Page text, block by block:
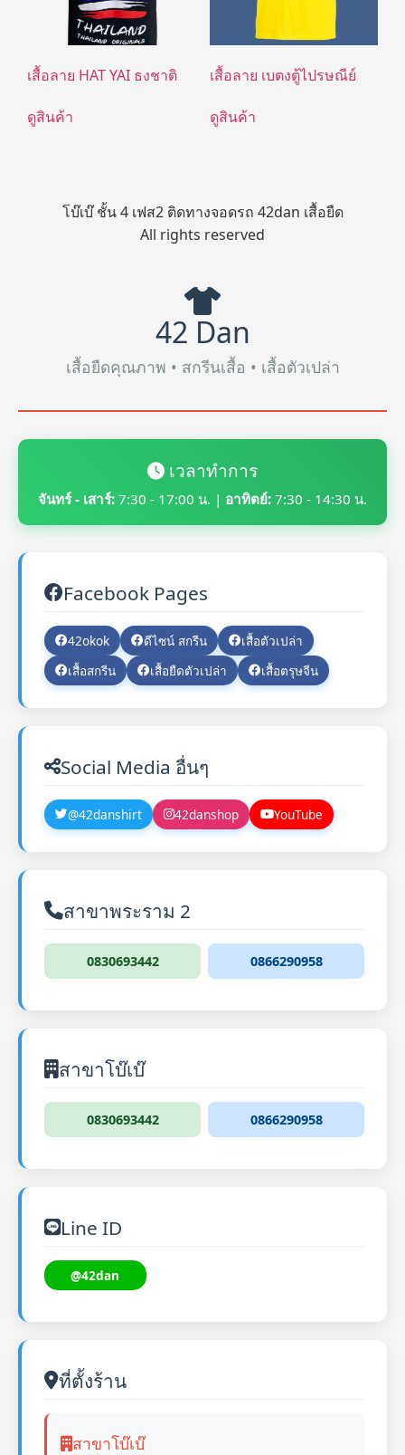
เสื้อลาย HAT YAI ธงชาติ
ดูสินค้า
เสื้อลาย เบตงตู้ไปรษณีย์
ดูสินค้า
โบ๊เบ๊ ชั้น 4 เฟส2 ติดทางจอดรถ 42dan เสื้อยืด
All rights reserved
42 Dan
เสื้อยืดคุณภาพ • สกรีนเสื้อ • เสื้อตัวเปล่า
เวลาทำการ
จันทร์ - เสาร์: 7:30 - 17:00 น. | อาทิตย์: 7:30 - 14:30 น.
Facebook Pages
42okok ดีไซน์ สกรีน
เสื้อตัวเปล่า
เสื้อสกรีน
เสื้อยืดตัวเปล่า เสื้อตรุษจีน
Social Media อื่นๆ
@42danshirt 42danshop YouTube
สาขาพระราม 2
0830693442 0866290958
สาขาโบ๊เบ๊
0830693442 0866290958
Line ID
@42dan
ที่ตั้งร้าน
สาขาโบ๊เบ๊